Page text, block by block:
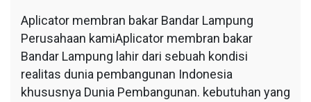
membran
bakar
Bandar
Aplicator membran bakar Bandar Lampung
Perusahaan kamiAplicator membran bakar
Bandar Lampung lahir dari sebuah kondisi
realitas dunia pembangunan Indonesia
khususnya Dunia Pembangunan. kebutuhan yang